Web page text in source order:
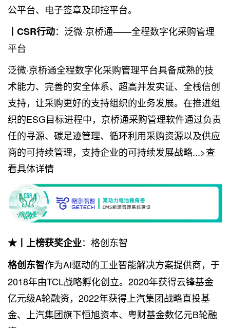
公平台、电子签章及印控平台。
丨CSR行动：泛微·京桥通——全程数字化采购管理
平台
泛微·京桥通全程数字化采购管理平台具备成熟的技
术能力、完善的安全体系、超高并发实证、全栈信创
支持，让采购更好的支持组织的业务发展。在推进组
织的ESG目标进程中，京桥通采购管理软件通过负责
任的寻源、碳足迹管理、循环利用采购资源以及供应
商的可持续管理，支持企业的可持续发展战略...>查
看具体详情
★丨上榜获奖企业：格创东智
格创东智作为AI驱动的工业智能解决方案提供商，于
2018年由TCL战略孵化创立。2020年获得云锋基金
亿元级A轮融资，2022年获得上汽集团战略直投基
金、上汽集团旗下恒旭资本、粤财基金数亿元B轮融